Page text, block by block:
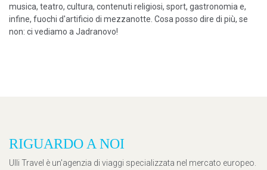
musica, teatro, cultura, contenuti religiosi, sport, gastronomia e,
infine, fuochi d'artificio di mezzanotte. Cosa posso dire di più, se
non: ci vediamo a Jadranovo!
RIGUARDO A NOI
Ulli Travel è un'agenzia di viaggi specializzata nel mercato europeo.